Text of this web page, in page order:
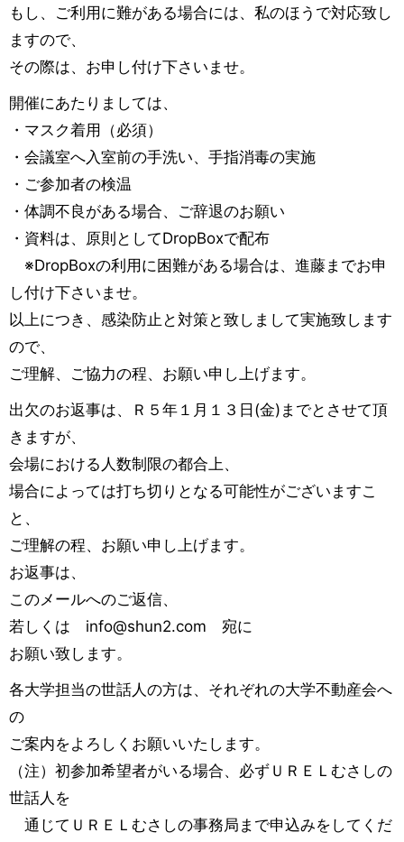
もし、ご利用に難がある場合には、私のほうで対応致し
ますので、
その際は、お申し付け下さいませ。
開催にあたりましては、
・マスク着用（必須）
・会議室へ入室前の手洗い、手指消毒の実施
・ご参加者の検温
・体調不良がある場合、ご辞退のお願い
・資料は、原則としてDropBoxで配布
※DropBoxの利用に困難がある場合は、進藤までお申
し付け下さいませ。
以上につき、感染防止と対策と致しまして実施致します
ので、
ご理解、ご協力の程、お願い申し上げます。
出欠のお返事は、Ｒ５年１月１３日(金)までとさせて頂
きますが、
会場における人数制限の都合上、
場合によっては打ち切りとなる可能性がございますこ
と、
ご理解の程、お願い申し上げます。
お返事は、
このメールへのご返信、
若しくは info@shun2.com 宛に
お願い致します。
各大学担当の世話人の方は、それぞれの大学不動産会へ
の
ご案内をよろしくお願いいたします。
（注）初参加希望者がいる場合、必ずＵＲＥＬむさしの
世話人を
通じてＵＲＥＬむさしの事務局まで申込みをしてくだ